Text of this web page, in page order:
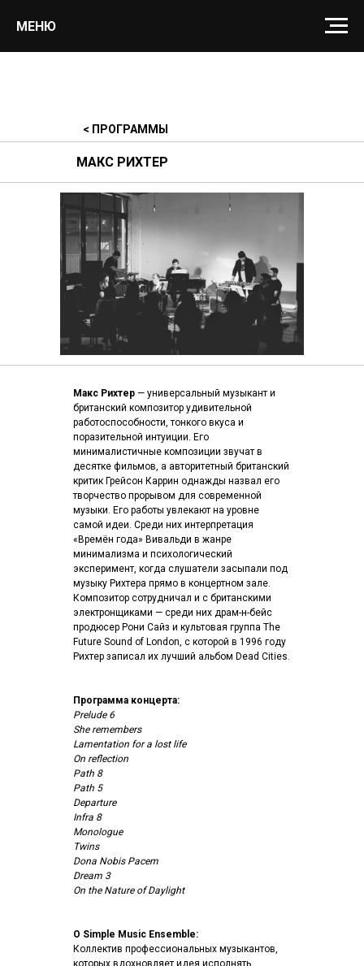
МЕНЮ
Макс Рихтер — универсальный музыкант и
британский композитор удивительной
работоспособности, тонкого вкуса и
поразительной интуиции. Его
минималистичные композиции звучат в
десятке фильмов, а авторитетный британский
критик Грейсон Каррин однажды назвал его
творчество прорывом для современной
музыки. Его работы увлекают на уровне
самой идеи. Среди них интерпретация
«Времён года» Вивальди в жанре
минимализма и психологический
эксперимент, когда слушатели засыпали под
музыку Рихтера прямо в концертном зале.
Композитор сотрудничал и с британскими
электронщиками — среди них драм-н-бейс
продюсер Рони Сайз и культовая группа The
Future Sound of London, с которой в 1996 году
Рихтер записал их лучший альбом Dead Cities.
Программа концерта:
Prelude 6
She remembers
Lamentation for a lost life
On reflection
Path 8
Path 5
Departure
Infra 8
Monologue
Twins
Dona Nobis Pacem
Dream 3
On the Nature of Daylight
О Simple Music Ensemble:
Коллектив профессиональных музыкантов,
которых вдохновляет идея исполнять
< ПРОГРАММЫ
МАКС РИХТЕР